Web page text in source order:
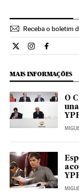
Receba o boletim
Economia El País
Economia El
MAIS INFORMAÇÕES
O